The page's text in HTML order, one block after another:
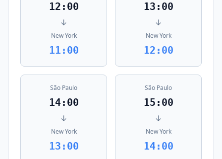
12:00
↓
New York
11:00
13:00
↓
New York
12:00
São Paulo
14:00
↓
New York
13:00
São Paulo
15:00
↓
New York
14:00